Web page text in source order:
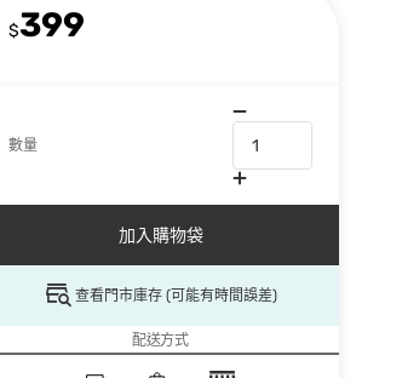
$399
數量
加入購物袋
查看門市庫存 (可能有時間誤差)
配送方式